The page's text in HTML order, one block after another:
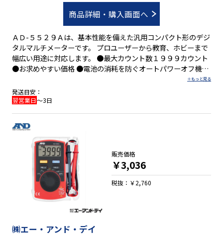
商品詳細・購入画面へ
ＡＤ-５５２９Ａは、基本性能を備えた汎用コンパクト形のデジ
タルマルチメーターです。 プロユーザーから教育、ホビーまで
幅広い用途に対応します。 ●最大カウント数１９９９カウント
●お求めやすい価格 ●電池の消耗を防ぐオートパワーオフ機能
●電池チェック機能 ●見やすいバックライト機能 ●データホー
ルド機能 ●保護カバー付属
発送目安：
翌営業日～3日
㈱エー・アンド・デイ
販売価格
￥3,036
税抜：￥2,760